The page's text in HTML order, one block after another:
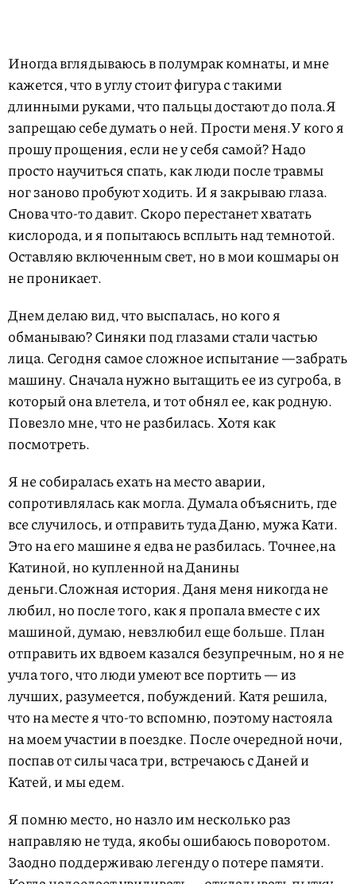
Иногда вглядываюсь в полумрак комнаты, и мне
кажется, что в углу стоит фигура с такими
длинными руками, что пальцы достают до пола.Я
запрещаю себе думать о ней. Прости меня.У кого я
прошу прощения, если не у себя самой? Надо
просто научиться спать, как люди после травмы
ног заново пробуют ходить. И я закрываю глаза.
Снова что-то давит. Скоро перестанет хватать
кислорода, и я попытаюсь всплыть над темнотой.
Оставляю включенным свет, но в мои кошмары он
не проникает.
Днем делаю вид, что выспалась, но кого я
обманываю? Синяки под глазами стали частью
лица. Сегодня самое сложное испытание —забрать
машину. Сначала нужно вытащить ее из сугроба, в
который она влетела, и тот обнял ее, как родную.
Повезло мне, что не разбилась. Хотя как
посмотреть.
Я не собиралась ехать на место аварии,
сопротивлялась как могла. Думала объяснить, где
все случилось, и отправить туда Даню, мужа Кати.
Это на его машине я едва не разбилась. Точнее,на
Катиной, но купленной на Данины
деньги.Сложная история. Даня меня никогда не
любил, но после того, как я пропала вместе с их
машиной, думаю, невзлюбил еще больше. План
отправить их вдвоем казался безупречным, но я не
учла того, что люди умеют все портить — из
лучших, разумеется, побуждений. Катя решила,
что на месте я что-то вспомню, поэтому настояла
на моем участии в поездке. После очередной ночи,
поспав от силы часа три, встречаюсь с Даней и
Катей, и мы едем.
Я помню место, но назло им несколько раз
направляю не туда, якобы ошибаюсь поворотом.
Заодно поддерживаю легенду о потере памяти.